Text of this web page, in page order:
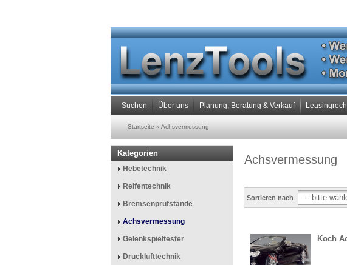
Suchen Über uns Planung, Beratung & Verkauf
Startseite » Achsvermessung
Achsvermessung
Sortieren nach
Koch
Kategorien
Hebetechnik
Reifentechnik
Bremsenprüfstände
Achsvermessung
Gelenkspieltester
Drucklufttechnik